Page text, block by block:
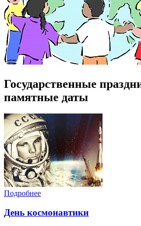
Государственные
памятные даты
Подробнее
День космонавтики